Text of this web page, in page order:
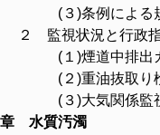
)条例による規
監視状況と行政
)煙道中排出ガス
)重油抜取り
)大気関係監視
水質汚濁